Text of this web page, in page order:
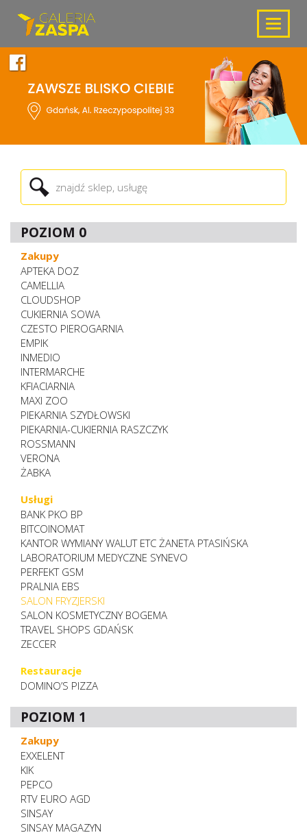
Toggle
POZIOM 0
Zakupy
APTEKA DOZ
CAMELLIA
CLOUDSHOP
CUKIERNIA SOWA
CZESTO PIEROGARNIA
EMPIK
INMEDIO
INTERMARCHE
KFIACIARNIA
MAXI ZOO
PIEKARNIA SZYDŁOWSKI
PIEKARNIA-CUKIERNIA RASZCZYK
ROSSMANN
VERONA
ŻABKA
Usługi
BANK PKO BP
BITCOINOMAT
KANTOR WYMIANY WALUT ETC ŻANETA PTASIŃSKA
LABORATORIUM MEDYCZNE SYNEVO
PERFEKT GSM
PRALNIA EBS
SALON FRYZJERSKI
SALON KOSMETYCZNY BOGEMA
TRAVEL SHOPS GDAŃSK
ZECCER
Restauracje
DOMINO’S PIZZA
POZIOM 1
Zakupy
EXXELENT
KIK
PEPCO
RTV EURO AGD
SINSAY
SINSAY MAGAZYN